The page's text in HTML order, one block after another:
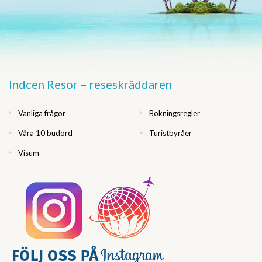
Indcen Resor – reseskräddaren
Vanliga frågor Bokningsregler
Våra 10 budord Turistbyråer
Visum